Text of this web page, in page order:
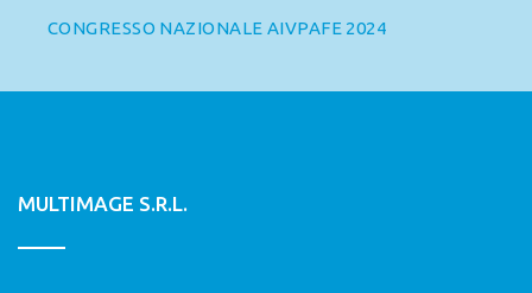
CONGRESSO NAZIONALE AIVPAFE 2024
MULTIMAGE S.R.L.